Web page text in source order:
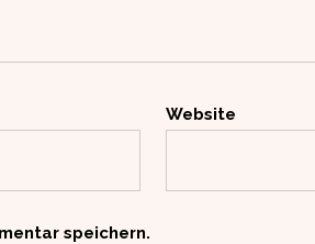
Website
speichern.